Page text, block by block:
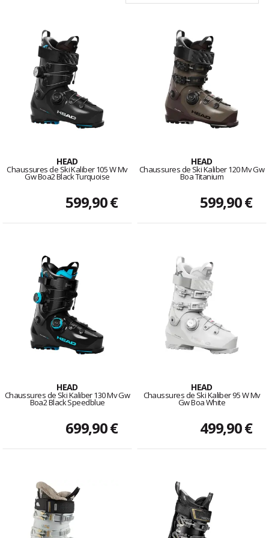
HEAD
Chaussures de Ski Kaliber 105 W Mv
Gw Boa2 Black Turquoise
599,90 €
HEAD
Chaussures de Ski Kaliber 120 Mv Gw
Boa Titanium
599,90 €
HEAD
Chaussures de Ski Kaliber 130 Mv Gw
Boa2 Black Speedblue
699,90 €
HEAD
Chaussures de Ski Kaliber 95 W Mv
Gw Boa White
499,90 €